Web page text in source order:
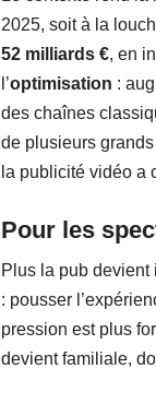
2025, soit à la
52 milliards €, en
l’optimisation :
des chaînes
de plusieurs
la publicité vidéo a
Pour les
Plus la pub devient
: pousser
pression est plus
devient familiale,